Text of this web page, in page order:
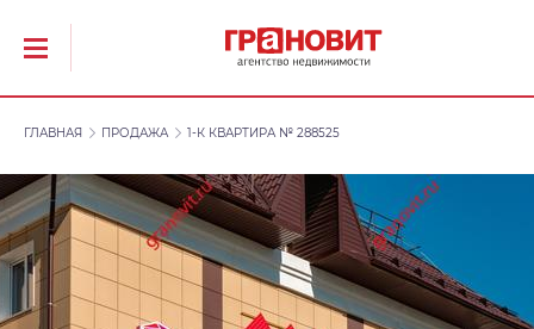
ГЛАВНАЯ ПРОДАЖА 1-К КВАРТИРА № 288525